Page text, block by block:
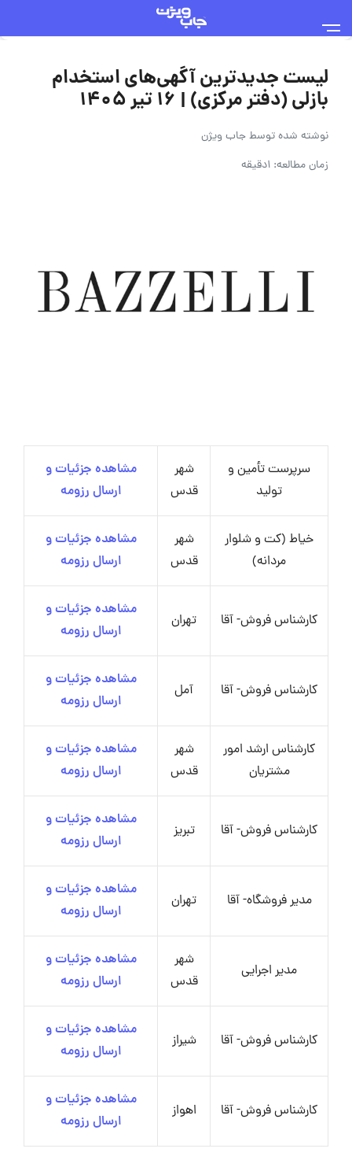
لیست جدیدترین آگهی‌های استخدام
بازلی (دفتر مرکزی) | ۱۶ تیر ۱۴۰۵
نوشته شده توسطجاب ویژن
زمان مطالعه: 1دقیقه
سرپرست تأمین و
تولید
شهر
قدس
مشاهده جزئیات و
ارسال رزومه
خیاط (کت و شلوار
مردانه)
شهر
قدس
مشاهده جزئیات و
ارسال رزومه
کارشناس فروش- آقا تهران
مشاهده جزئیات و
ارسال رزومه
کارشناس فروش- آقا آمل
مشاهده جزئیات و
ارسال رزومه
کارشناس ارشد امور
مشتریان
شهر
قدس
مشاهده جزئیات و
ارسال رزومه
کارشناس فروش- آقا تبریز
مشاهده جزئیات و
ارسال رزومه
مدیر فروشگاه- آقا تهران
مشاهده جزئیات و
ارسال رزومه
مدیر اجرایی
شهر
قدس
مشاهده جزئیات و
ارسال رزومه
کارشناس فروش- آقا شیراز
مشاهده جزئیات و
ارسال رزومه
کارشناس فروش- آقا اهواز
مشاهده جزئیات و
ارسال رزومه